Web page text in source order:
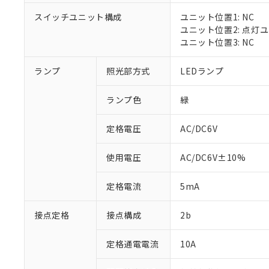
スイッチユニット構成
ユニット位置1: NC
ユニット位置2: 点灯
ユニット位置3: NC
ランプ 照光部方式 LEDランプ
ランプ色 緑
定格電圧 AC/DC6V
使用電圧 AC/DC6V±10%
定格電流 5mA
接点定格 接点構成 2b
定格通電電流 10A
ご利用条件
以下の条件をお読
当社制御機
在庫状況お
のであり、
い。
当社販売員
ている必要
対応予定：EU
対応予定なし：
調査・確認中：
非該当品：ライセ
仕入先様の事情に
があります。
六価クロム(Cr(Ⅵ))
ル（DBP） 1000ppm
但し、RoHS指令で産業
フタル酸エステル類の
※2 対応予定月
※1 中国
「－」：未確認で
*中国RoHS10物質の基
Pb(鉛) :1000ppm、 Hg(
Cr(Ⅵ)(六価クロム) :
DBP(フタル酸ジブチル
「ｅ」：有害物質
う）を輸出
などの必要な
ます。
当社は貴社
当社は、貴
記
号
○ 一定数
△ 一定数
－
在庫な